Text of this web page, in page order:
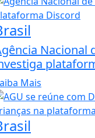
Nacional
Mais